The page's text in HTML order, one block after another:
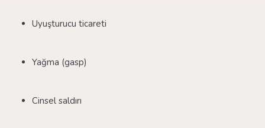
Uyuşturucu ticareti
Yağma (gasp)
Cinsel saldırı